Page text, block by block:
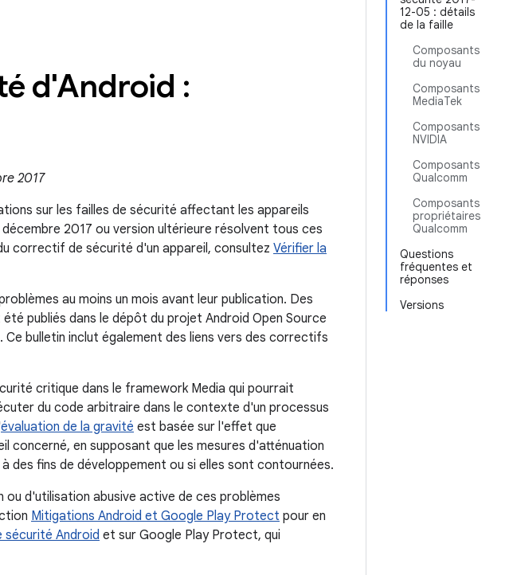
12-05 : détails
de la faille
Composants
du noyau
Composants
MediaTek
Composants
NVIDIA
Composants
Qualcomm
Composants
propriétaires
Qualcomm
Questions
fréquentes et
réponses
Versions
d'Android :
2017
sur les failles de sécurité affectant les appareils
2017 ou version ultérieure résolvent tous ces
correctif de sécurité d'un appareil, consultez Vérifier la
au moins un mois avant leur publication. Des
publiés dans le dépôt du projet Android Open Source
Ce bulletin inclut également des liens vers des correctifs
critique dans le framework Media qui pourrait
du code arbitraire dans le contexte d'un processus
évaluation de la gravité est basée sur l'effet que
concerné, en supposant que les mesures d'atténuation
fins de développement ou si elles sont contournées.
d'utilisation abusive active de ces problèmes
Mitigations Android et Google Play Protect pour en
Android et sur Google Play Protect, qui